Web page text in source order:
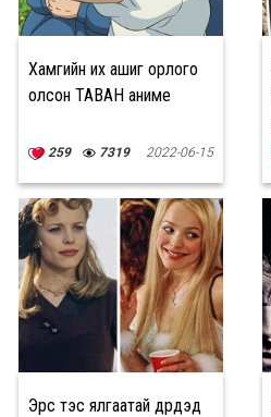
Хамгийн их ашиг орлого
олсон ТАВАН аниме
259 7319 2022-06-15
Эрс тэс ялгаатай дүрүүдэд